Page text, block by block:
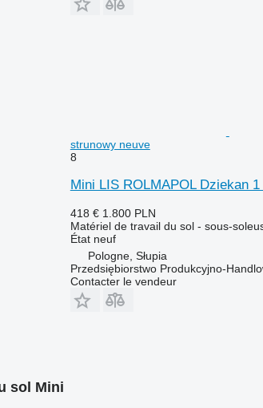
strunowy neuve
8
Mini LIS ROLMAPOL Dziekan 1
418 € 1.800 PLN
Matériel de travail du sol - sous-
Étatneuf
Pologne, Słupia
Przedsiębiorstwo Produkcyjno-
Contacter le vendeur
sol Mini